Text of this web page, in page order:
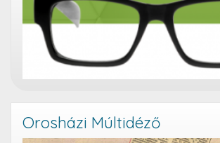
Orosházi Múltidéző